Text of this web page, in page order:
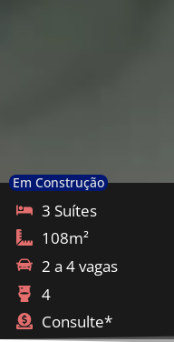
Em Construção
3 Suítes
108m²
2 a 4 vagas
4
Consulte*